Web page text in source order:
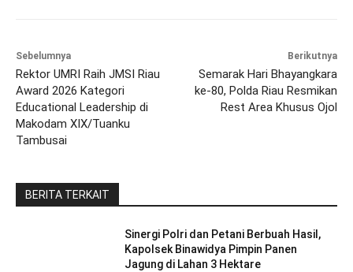
Sebelumnya
Rektor UMRI Raih JMSI Riau
Award 2026 Kategori
Educational Leadership di
Makodam XIX/Tuanku
Tambusai
Berikutnya
Semarak Hari Bhayangkara
ke-80, Polda Riau Resmikan
Rest Area Khusus Ojol
BERITA TERKAIT
Sinergi Polri dan Petani Berbuah Hasil,
Kapolsek Binawidya Pimpin Panen
Jagung di Lahan 3 Hektare